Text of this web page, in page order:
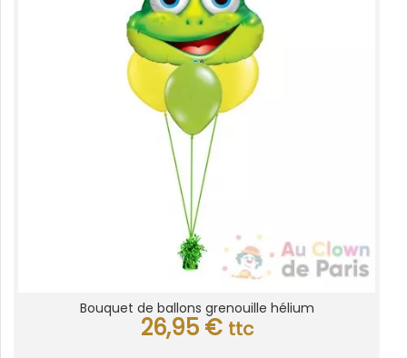
Bouquet de ballons grenouille hélium
26,95 € ttc